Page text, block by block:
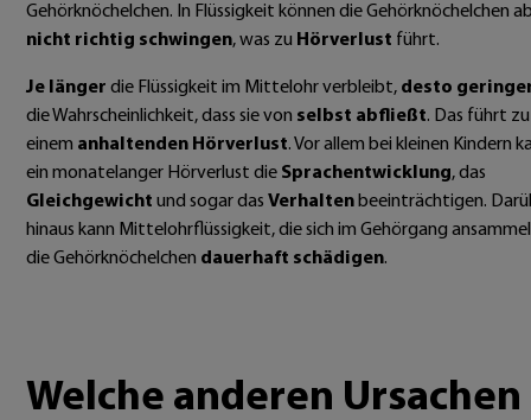
Gehörknöchelchen. In Flüssigkeit können die Gehörknöchelchen
nicht richtig schwingen, was zu Hörverlust führt.
Je länger die Flüssigkeit im Mittelohr verbleibt, desto
die Wahrscheinlichkeit, dass sie von selbst abfließt. Das führt zu
einem anhaltenden Hörverlust. Vor allem bei kleinen Kindern
ein monatelanger Hörverlust die Sprachentwicklung, das
Gleichgewicht und sogar das Verhalten beeinträchtigen.
hinaus kann Mittelohrflüssigkeit, die sich im Gehörgang
die Gehörknöchelchen dauerhaft schädigen.
Welche anderen Ursachen